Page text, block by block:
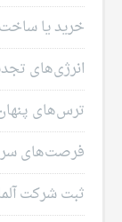
خرید یا ساخت
انرژی‌های
ترس‌های
فرصت‌های
ثبت شرکت